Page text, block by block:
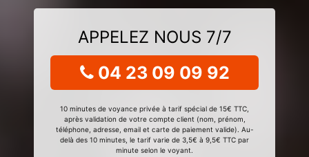
APPELEZ NOUS 7/7
04 23 09 09 92
10 minutes de voyance privée à tarif spécial de 15€ TTC,
après validation de votre compte client (nom, prénom,
téléphone, adresse, email et carte de paiement valide). Au-
delà des 10 minutes, le tarif varie de 3,5€ à 9,5€ TTC par
minute selon le voyant.